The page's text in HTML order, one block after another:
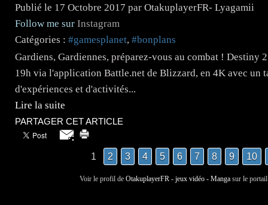
Publié le 17 Octobre 2017 par OtakuplayerFR- Lyagamii
Follow me sur Instagram
Catégories : #gamesplanet, #bonplans
Gardiens, Gardiennes, préparez-vous au combat ! Destiny
19h via l'application Battle.net de Blizzard, en 4K avec
d'expériences et d'activités...
Lire la suite
PARTAGER CET ARTICLE
1 2 3 4 5 6 7 8 9 10
Voir le profil de OtakuplayerFR - jeux vidéo - Manga sur le